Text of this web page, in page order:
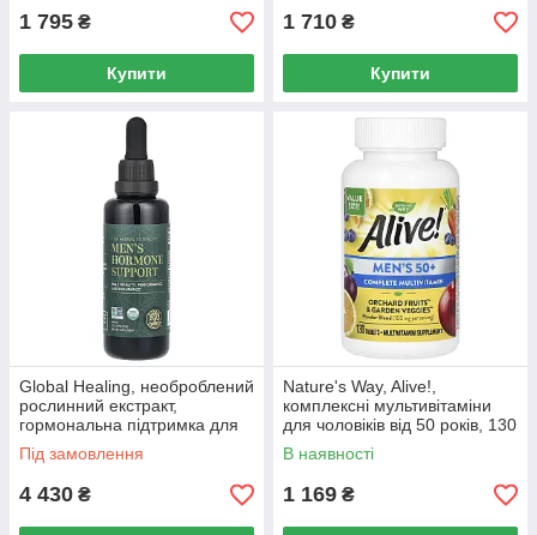
1 795 ₴
Купити
1 710 ₴
Купити
Global Healing, необроблений
рослинний екстракт,
гормональна підтримка для
чоловіків, 59,2 мл (2 рідк.
унції)
Під замовлення
4 430 ₴
Nature's Way, Alive!,
комплексні мультивітаміни
для чоловіків від 50 років, 130
таблеток
В наявності
1 169 ₴